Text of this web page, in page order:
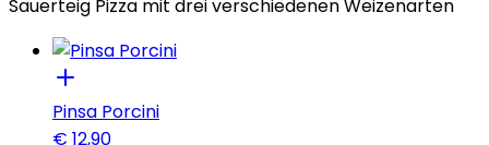
Sauerteig Pizza mit drei verschiedenen Weizenarten
Pinsa Porcini
€ 12,90